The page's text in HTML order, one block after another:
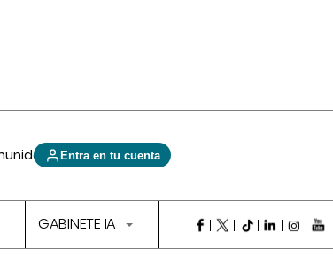
Entra en tu cuenta
GABINETE IA